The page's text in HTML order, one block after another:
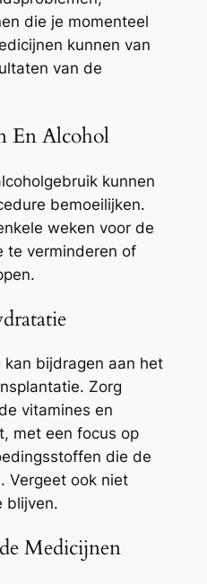
die je momenteel
kunnen van
van de
En Alcohol
kunnen
bemoeilijken.
weken voor de
te verminderen of
kan bijdragen aan het
Zorg
vitamines en
met een focus op
die de
Vergeet ook niet
blijven.
Medicijnen